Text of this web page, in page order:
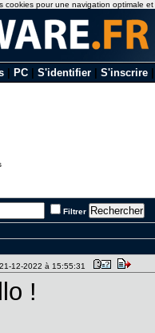
PC S'identifier S'inscrire
Filtrer
12-2022 à 15:55:31
!
cookies pour une navigation optimale